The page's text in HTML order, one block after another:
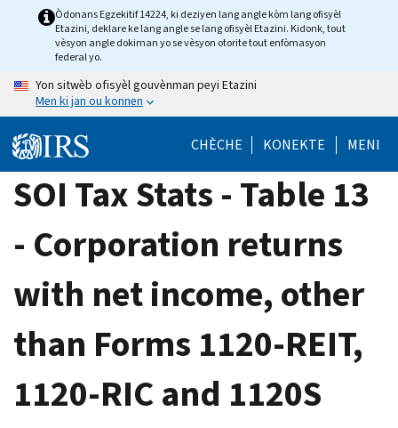
Òdonans Egzekitif 14224, ki deziyen lang angle kòm lang ofisyèl
Etazini, deklare ke lang angle se lang ofisyèl Etazini. Kidonk, tout
vèsyon angle dokiman yo se vèsyon otorite tout enfòmasyon
federal yo.
Yon sitwèb ofisyèl gouvènman peyi Etazini
Men ki jan ou konnen
CHÈCHE KONEKTE MENI
SOI Tax Stats - Table 13
- Corporation returns
with net income, other
than Forms 1120-REIT,
1120-RIC and 1120S